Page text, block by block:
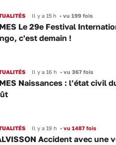
Il y a 15 h •vu 199 fois
Le 29e Festival
c'est demain !
Il y a 16 h •vu 367 fois
Naissances : l’état civil
Il y a 19 h •vu 1487 fois
Accident avec une